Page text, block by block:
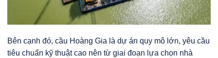
Bên cạnh đó, cầu Hoàng Gia là dự án quy mô lớn, yêu cầu
tiêu chuẩn kỹ thuật cao nên từ giai đoạn lựa chọn nhà